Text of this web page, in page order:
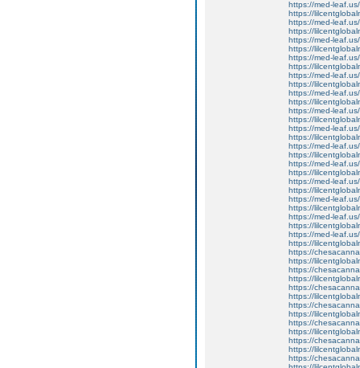
https://med-leaf.us/
https://
https://med-leaf.us/
https://
https://med-leaf.us/
https://
https://med-leaf.us/
https://
https://med-leaf.us/
https://
https://med-leaf.us/
https://
https://med-leaf.us/
https://
https://med-leaf.us/
https://
https://med-leaf.us/
https://
https://med-leaf.us/
https://
https://med-leaf.us/
https://
https://med-leaf.us/
https://
https://med-leaf.us/
https://
https://med-leaf.us/
https://
https://
https://
https://
https://
https://
https://
https://
https://
https://
https://
https://
https://
https://